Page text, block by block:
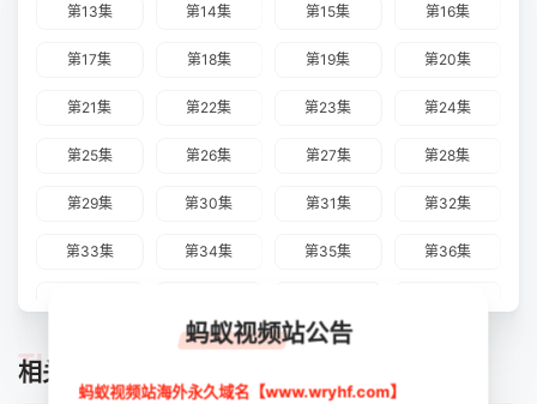
第13集 第14集 第15集 第16集
第17集 第18集 第19集 第20集
第21集 第22集 第23集 第24集
第25集 第26集 第27集 第28集
第29集 第30集 第31集 第32集
第33集 第34集 第35集 第36集
第42集 第43集
第45集 第46集 第47集
相关推荐
TUIJIAN
蚂蚁视频站公告
蚂蚁视频站海外永久域名【www.wryhf.com】